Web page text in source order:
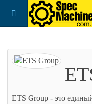
ETS Group - это